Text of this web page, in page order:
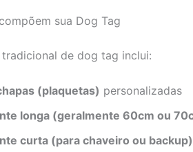
sua Dog Tag
de dog tag inclui:
(plaquetas) personalizadas
longa (geralmente 60cm ou
curta (para chaveiro ou backup)